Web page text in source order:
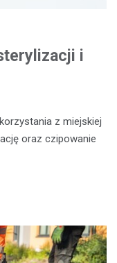
i
z miejskiej
oraz czipowanie